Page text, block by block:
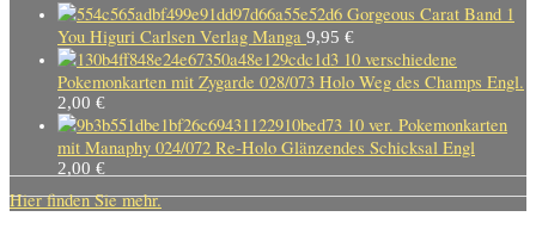
Gorgeous Carat Band 1
You Higuri Carlsen Verlag Manga 9,95 €
10 verschiedene
Pokemonkarten mit Zygarde 028/073 Holo Weg des Champs Engl.
2,00 €
10 ver. Pokemonkarten
mit Manaphy 024/072 Re-Holo Glänzendes Schicksal Engl
2,00 €
Hier finden Sie mehr.